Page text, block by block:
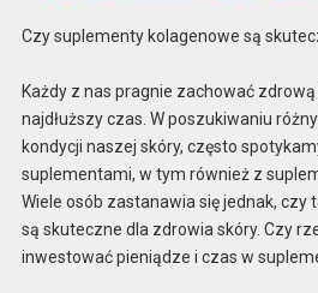
Czy suplementy kolagenowe są
Każdy z nas pragnie zachować
najdłuższy czas. W poszukiwaniu
kondycji naszej skóry, często
suplementami, w tym również z
Wiele osób zastanawia się jednak,
są skuteczne dla zdrowia skóry. Czy
inwestować pieniądze i czas w